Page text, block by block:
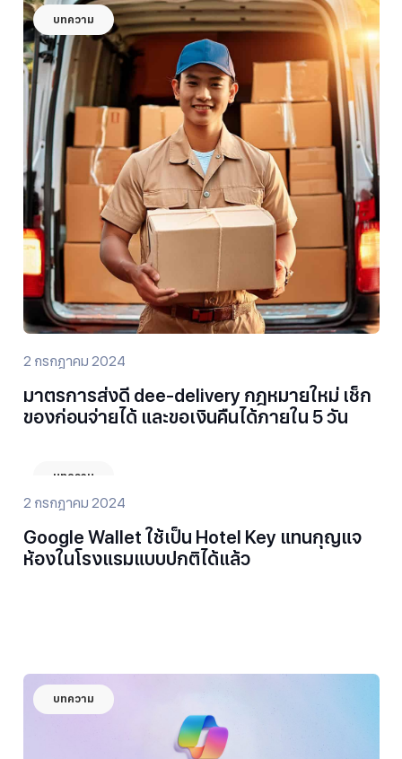
บทความ
2 กรกฎาคม 2024
มาตรการส่งดี dee-delivery กฎหมายใหม่ เช็ก
ของก่อนจ่ายได้ และขอเงินคืนได้ภายใน 5 วัน
บทความ
2 กรกฎาคม 2024
Google Wallet ใช้เป็น Hotel Key แทนกุญแจ
ห้องในโรงแรมแบบปกติได้แล้ว
บทความ